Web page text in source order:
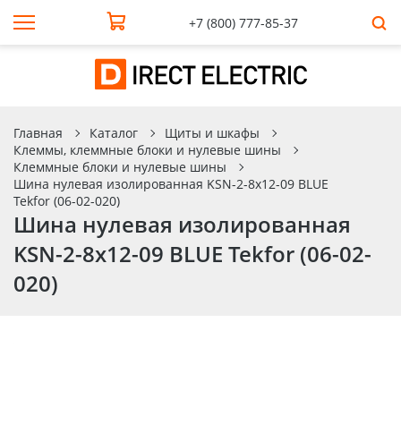
+7 (800) 777-85-37
Главная Каталог
Щиты и шкафы
Клеммы, клеммные блоки и нулевые шины
Клеммные блоки и нулевые шины
Шина нулевая изолированная KSN-2-8х12-09 BLUE
Tekfor (06-02-020)
Шина нулевая изолированная
KSN-2-8х12-09 BLUE Tekfor (06-02-
020)